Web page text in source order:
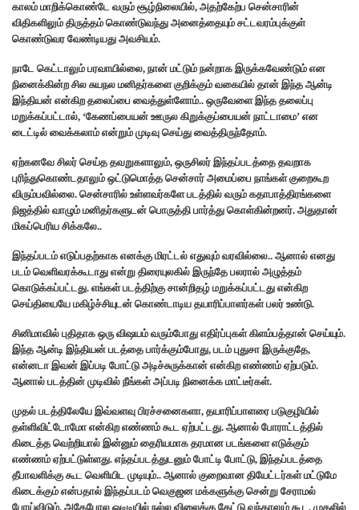
காலம் மாறிக்கொண்டே வரும் சூழ்நிலையில், அதற்கேற்ப சென்சாரின்
விதிகளிலும் திருத்தம் கொண்டுவந்து அனைத்தையும் சட்டவரம்புக்குள்
கொண்டுவர வேண்டியது அவசியம்.
நாடே கெட்டாலும் பரவாயில்லை, நான் மட்டும் நன்றாக இருக்கவேண்டும் என
நினைக்கின்ற சில சுயநல மனிதர்களை குறிக்கும் வகையில் தான் இந்த ஆன்டி
இந்தியன் என்கிற தலைப்பை வைத்துள்ளோம்.. ஒருவேளை இந்த தலைப்பு
மறுக்கப்பட்டால், ‘கேணப்பையன் ஊருல கிறுக்குப்பையன் நாட்டாமை’ என
டைட்டில் வைக்கலாம் என்றும் முடிவு செய்து வைத்திருந்தோம்.
ஏற்கனவே சிலர் செய்த தவறுகளாலும், ஒருசிலர் இந்தப்படத்தை தவறாக
புரிந்துகொண்டதாலும் ஒட்டுமொத்த சென்சார் அமைப்பை நாங்கள் குறைகூற
விரும்பவில்லை. சென்சாரில் உள்ளவர்களே படத்தில் வரும் கதாபாத்திரங்களை
நிஜத்தில் வாழும் மனிதர்களுடன் பொருத்தி பார்த்து கொள்கின்றனர். அதுதான்
மிகப்பெரிய சிக்கலே..
இந்தப்படம் எடுப்பதற்காக எனக்கு மிரட்டல் எதுவும் வரவில்லை.. ஆனால் எனது
படம் வெளிவரக்கூடாது என்று திரையுலகில் இருந்தே பலரால் அழுத்தம்
கொடுக்கப்பட்டது. எங்கள் படத்திற்கு சான்றிதழ் மறுக்கப்பட்டது என்கிற
செய்தியையே மகிழ்ச்சியுடன் கொண்டாடிய தயாரிப்பாளர்கள் பலர் உண்டு.
சினிமாவில் புதிதாக ஒரு விஷயம் வரும்போது எதிர்ப்புகள் கிளம்பத்தான் செய்யும்.
இந்த ஆன்டி இந்தியன் படத்தை பார்க்கும்போது, படம் புதுசா இருக்குதே,
என்னடா இவன் இப்படி போட்டு அடிச்சுருக்கான் என்கிற எண்ணம் ஏற்படும்.
ஆனால் படத்தின் முடிவில் நீங்கள் அப்படி நினைக்க மாட்டீர்கள்.
முதல் படத்திலேயே இவ்வளவு பிரச்சனைகளா, தயாரிப்பாளரை படுகுழியில்
தள்ளிவிட்டோமோ என்கிற எண்ணம் கூட ஏற்பட்டது. ஆனால் போராட்டத்தில்
கிடைத்த வெற்றியால் இன்னும் தைரியமாக தரமான படங்களை எடுக்கும்
எண்ணம் ஏற்பட்டுள்ளது. எந்தப்படத்துடனும் போட்டி போட்டு, இந்தப்படத்தை
தீபாவளிக்கு கூட வெளியிட முடியும்.. ஆனால் குறைவான தியேட்டர்கள் மட்டுமே
கிடைக்கும் என்பதால் இந்தப்படம் வெகுஜன மக்களுக்கு சென்று சேராமல்
போய்விடும். அதேபோல ஓடிடியில் நல்ல விலைக்கு கேட்டு வந்தாலும் கூட, முதலில்